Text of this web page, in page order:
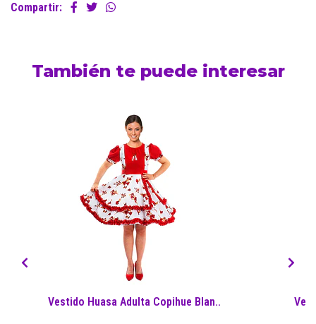
Compartir:
También te puede interesar
Vestido Huasa Adulta Copihue Blan..